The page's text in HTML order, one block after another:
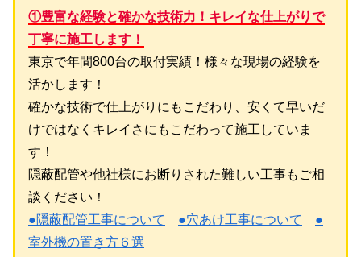
①豊富な経験と確かな技術力！キレイな仕上がりで
丁寧に施工します！
東京で年間800台の取付実績！様々な現場の経験を
活かします！
確かな技術で仕上がりにもこだわり、安くて早いだ
けではなくキレイさにもこだわって施工していま
す！
隠蔽配管や他社様にお断りされた難しい工事もご相
談ください！
●隠蔽配管工事について
●穴あけ工事について
●
室外機の置き方６選